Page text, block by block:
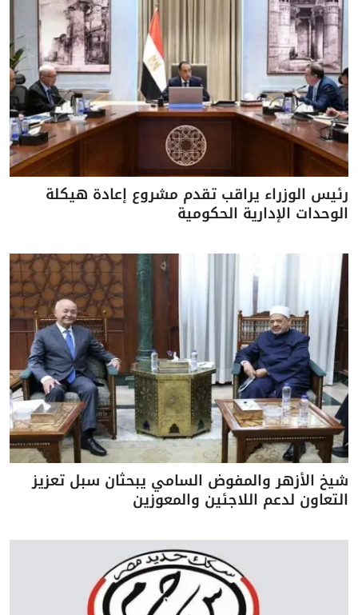
رئيس الوزراء يراقب تقدم مشروع إعادة هيكلة
الوحدات الإدارية الحكومية
شيخ الأزهر والمفوض السامي يبحثان سبل تعزيز
التعاون لدعم اللاجئين والمعوزين